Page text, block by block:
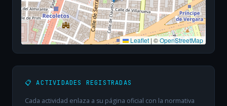
Leaflet | ©OpenStreetMap
📋 ACTIVIDADES REGISTRADAS
Cada actividad enlaza a su página oficial con la normativa